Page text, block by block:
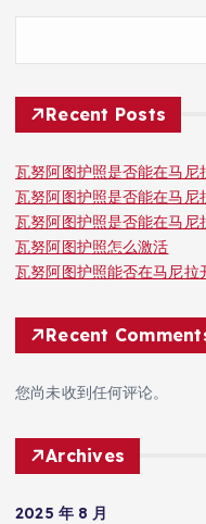
Recent Posts
瓦努阿图护照是否能在马尼
瓦努阿图护照是否能在马尼
瓦努阿图护照是否能在马尼
瓦努阿图护照怎么激活
瓦努阿图护照能否在马尼拉
Recent
您尚未收到任何评论。
Archives
2025 年 8 月